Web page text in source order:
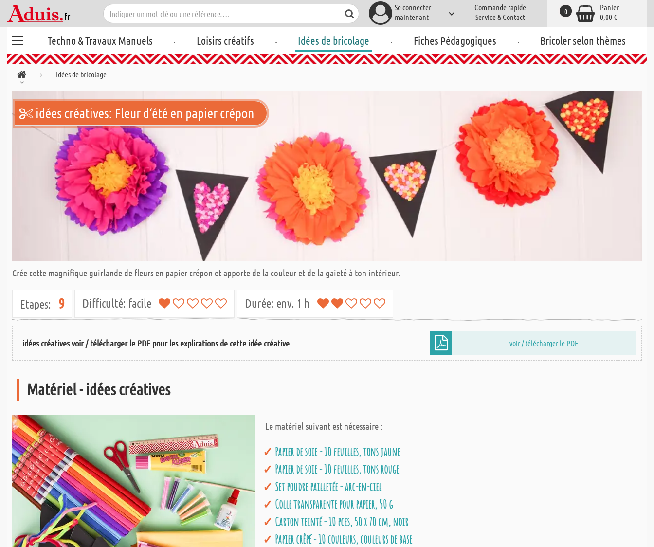
Se connecter
maintenant
Commande rapide
Service & Contact
Panier
0,00 €
0
Techno & Travaux Manuels . Loisirs créatifs . Idées de bricolage . Fiches Pédagogiques . Bricoler selon thèmes
Idées de bricolage
idées créatives: Fleur d‘été en papier crépon
Crée cette magnifique guirlande de fleurs en papier crépon et apporte de la couleur et de la gaieté à ton intérieur.
Etapes: 9 Difficulté: facile Durée: env. 1 h
idées créatives voir / télécharger le PDF pour les explications de cette idée créative voir / télécharger le PDF
Matériel - idées créatives
Le matériel suivant est nécessaire :
Papier de soie - 10 feuilles, tons jaune
Papier de soie - 10 feuilles, tons rouge
Set poudre pailletée - arc-en-ciel
Colle transparente pour papier, 50 g
Carton teinté - 10 pces, 50 x 70 cm, noir
Papier crêpé - 10 couleurs, couleurs de base